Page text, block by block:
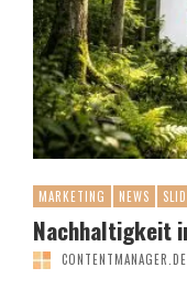
MARKETING NEWS
Nachhaltigkeit